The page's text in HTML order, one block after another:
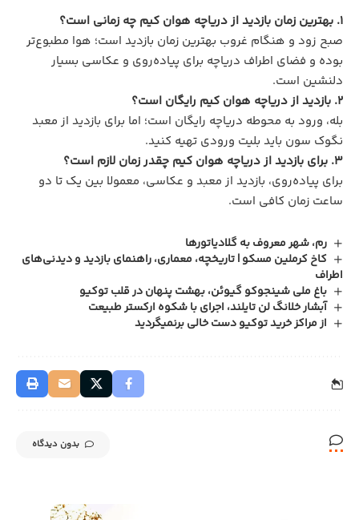
1. بهترین زمان بازدید از دریاچه هوان کیم چه زمانی است؟
صبح زود و هنگام غروب بهترین زمان بازدید است؛ هوا مطبوع‌تر
بوده و فضای اطراف دریاچه برای پیاده‌روی و عکاسی بسیار
دلنشین است.
2. بازدید از دریاچه هوان کیم رایگان است؟
بله، ورود به محوطه دریاچه رایگان است؛ اما برای بازدید از معبد
نگوک سون باید بلیت ورودی تهیه کنید.
3. برای بازدید از دریاچه هوان کیم چقدر زمان لازم است؟
برای پیاده‌روی، بازدید از معبد و عکاسی، معمولا بین یک تا دو
ساعت زمان کافی است.
رم، شهر معروف به گلادیاتورها
کاخ کرملین مسکو | تاریخچه، معماری، راهنمای بازدید و دیدنی‌های
اطراف
باغ ملی شینجوکو گیوئن، بهشت پنهان در قلب توکیو
آبشار خلانگ لن تایلند، اجرای با شکوه ارکستر طبیعت
از مراکز خرید توکیو دست خالی برنمیگردید
بدون دیدگاه